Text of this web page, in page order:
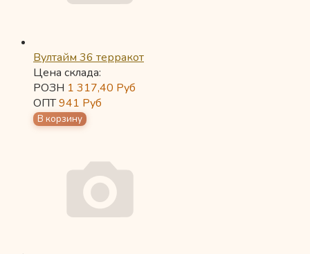
Вултайм 36 терракот
Цена склада:
РОЗН 1 317,40 Руб
ОПТ941 Руб